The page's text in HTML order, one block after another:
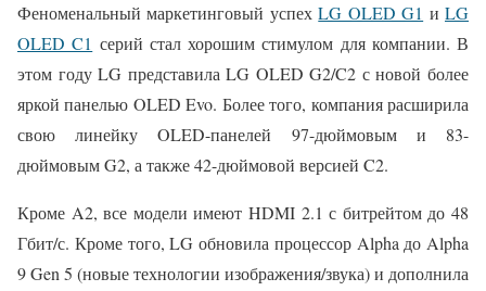
Феноменальный маркетинговый успехLG OLED G1 иLG
OLED C1 серий стал хорошим стимулом для компании. В
этом году LG представила LG OLED G2/C2 с новой более
яркой панелью OLED Evo. Более того, компания расширила
свою линейку OLED-панелей 97-дюймовым и 83-
дюймовым G2, а также 42-дюймовой версией C2.
Кроме A2, все модели имеют HDMI 2.1 с битрейтом до 48
Гбит/с. Кроме того, LG обновила процессор Alpha до Alpha
9 Gen 5 (новые технологии изображения/звука) и дополнила